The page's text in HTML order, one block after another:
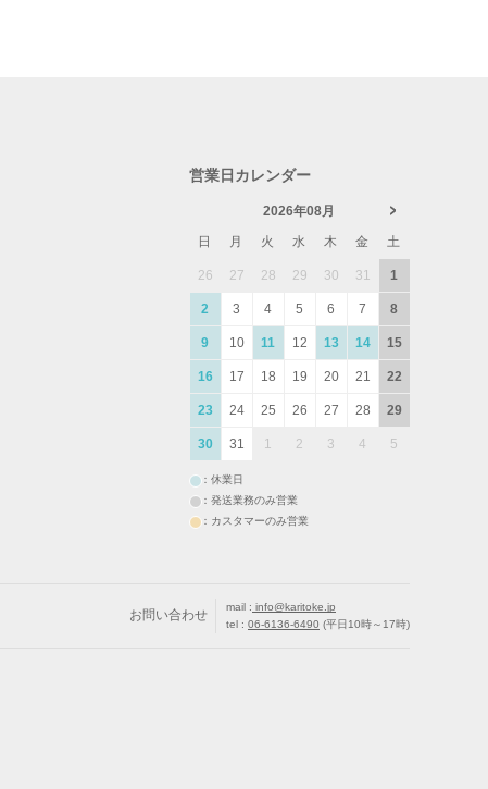
営業日カレンダー
2026年08月
日
月 火 水 木 金 土
26 27 28 29 30 31 1
2 3 4 5 6 7 8
9 10 11 12 13 14 15
16 17 18 19 20 21 22
23 24 25 26 27 28 29
30 31 1 2 3 4 5
：休業日
：発送業務のみ営業
：カスタマーのみ営業
お問い合わせ
mail : info@karitoke.jp
tel : 06-6136-6490 (平日10時～17時)